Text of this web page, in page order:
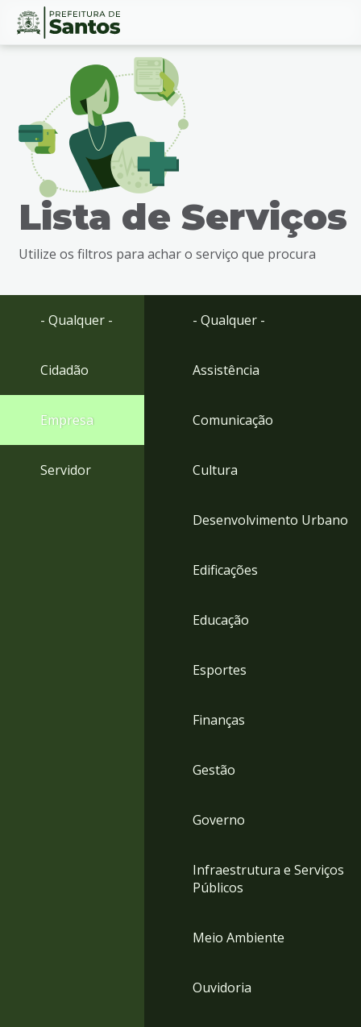
Ir
busca
Ir
Conteúdo
Lista de Serviços
Utilize os filtros para achar o serviço que procura
- Qualquer -
Cidadão
Empresa
Servidor
- Qualquer -
Assistência
Comunicação
Cultura
Desenvolvimento Urbano
Edificações
Educação
Esportes
Finanças
Gestão
Governo
Infraestrutura e Serviços
Públicos
Meio Ambiente
Ouvidoria